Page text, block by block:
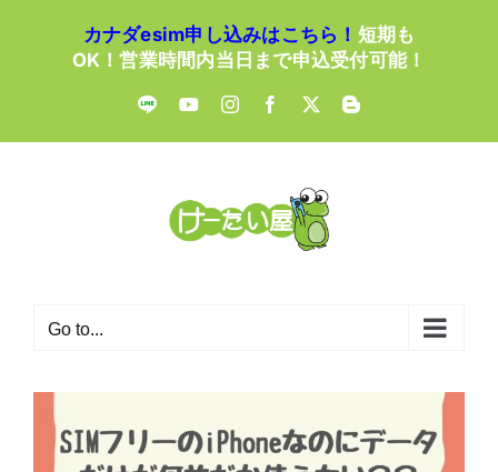
カナダesim申し込みはこちら！ 短期も
OK！営業時間内当日まで申込受付可能！
LINE YouTubeInstagramFacebook
X Blogger
Go to...